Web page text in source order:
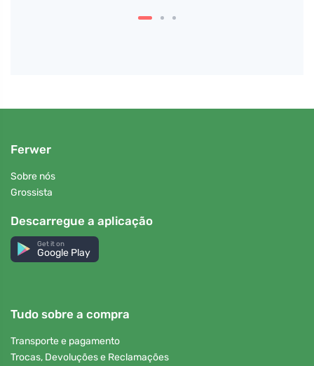
Ferwer
Sobre nós
Grossista
Descarregue a aplicação
Get it on
Google Play
Tudo sobre a compra
Transporte e pagamento
Trocas, Devoluções e Reclamações